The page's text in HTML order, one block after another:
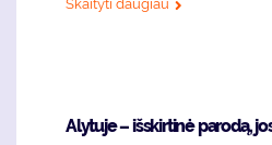
Skaityti daugiau
Alytuje – išskirtinė parodą,